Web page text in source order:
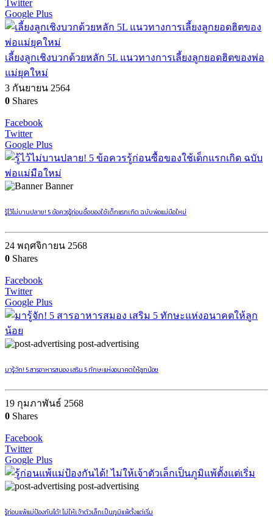
Twitter
Google Plus
เลี้ยงลูกเชิงบวกด้วยหลัก 5L แนวทางการเลี้ยงลูกยอดฮิตของพ่อ
แม่ยุคใหม่
3 กันยายน 2564
0 Shares
Facebook
Twitter
Google Plus
Banner
รู้ไว้ไม่บานปลาย! 5 ข้อควรรู้ก่อนซื้อของใช้เด็กแรกเกิด ฉบับพ่อแม่มือใหม่
24 พฤศจิกายน 2568
0 Shares
Facebook
Twitter
Google Plus
post-advertising
มารู้จัก! 5 สารอาหารสมอง เสริม 5 ทักษะแห่งอนาคตให้ลูกน้อย
19 กุมภาพันธ์ 2568
0 Shares
Facebook
Twitter
Google Plus
post-advertising
รู้ก่อนแพ้แม่ป้องกันได้! ไม่ให้เจ้าตัวเล็กเป็นภูมิแพ้ตั้งแต่เริ่ม